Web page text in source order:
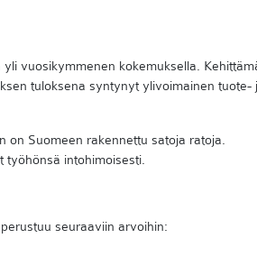
vuosikymmenen kokemuksella.
tuloksena syntynyt ylivoimainen tuote-
on Suomeen rakennettu satoja ratoja.
työhönsä intohimoisesti.
seuraaviin arvoihin: